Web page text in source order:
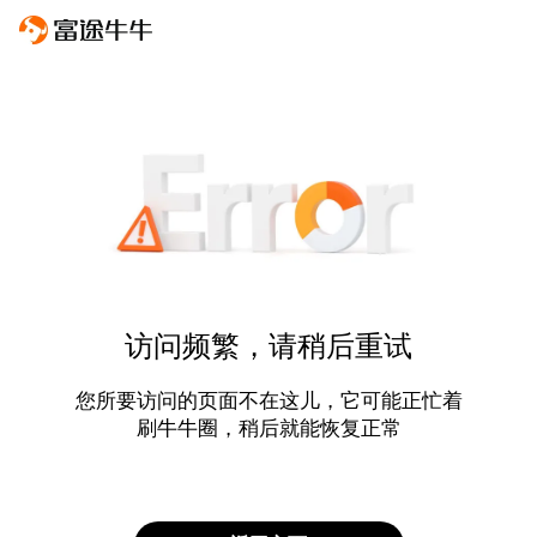
访问频繁，请稍后重试
您所要访问的页面不在这儿，它可能正忙着
刷牛牛圈，稍后就能恢复正常